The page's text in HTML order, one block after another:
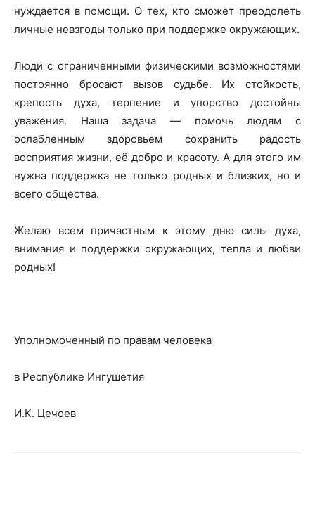
нуждается в помощи. О тех, кто сможет преодолеть
личные невзгоды только при поддержке окружающих.
Люди с ограниченными физическими возможностями
постоянно бросают вызов судьбе. Их стойкость,
крепость духа, терпение и упорство достойны
уважения. Наша задача — помочь людям с
ослабленным здоровьем сохранить радость
восприятия жизни, её добро и красоту. А для этого им
нужна поддержка не только родных и близких, но и
всего общества.
Желаю всем причастным к этому дню силы духа,
внимания и поддержки окружающих, тепла и любви
родных!
Уполномоченный по правам человека
в Республике Ингушетия
И.К. Цечоев